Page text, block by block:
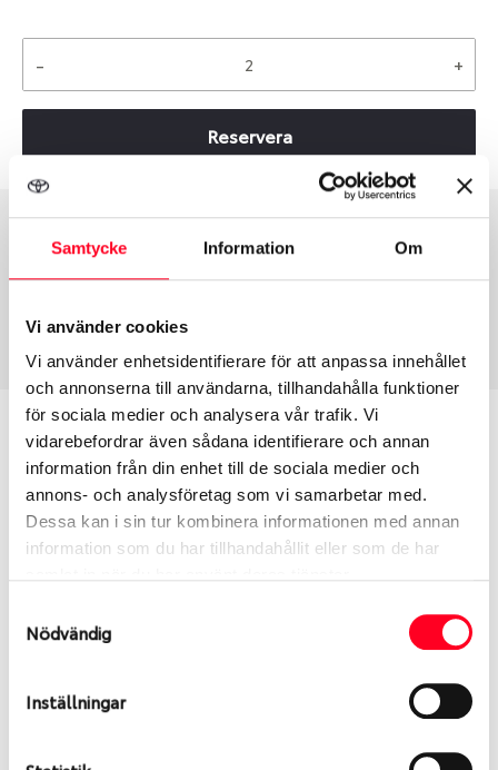
Samtycke Information Om
Vi använder cookies
Vi använder enhetsidentifierare för att anpassa innehållet
och annonserna till användarna, tillhandahålla funktioner
för sociala medier och analysera vår trafik. Vi
vidarebefordrar även sådana identifierare och annan
information från din enhet till de sociala medier och
annons- och analysföretag som vi samarbetar med.
Dessa kan i sin tur kombinera informationen med annan
information som du har tillhandahållit eller som de har
Nödvändig
Inställningar
- +
Reservera
Däcktyp
Vinter
Däckstorlek
295/35 R 20 105W
1455
Passar detta däck min bil?
Ange registreringsnummer för att se om det däck
du valt passar din bilmodell. Om du köper däck som
skall sättas på dina befintliga fälgar, se till att kolla
årens lopp och inte vara samma dimension som
bilen hade ut från fabrik.